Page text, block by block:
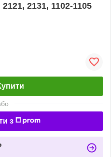
2131, 1102-1105
з